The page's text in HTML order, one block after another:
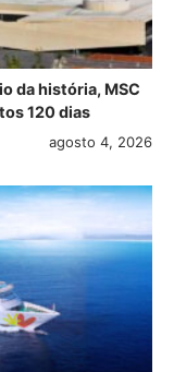
da história, MSC
120 dias
agosto 4, 2026